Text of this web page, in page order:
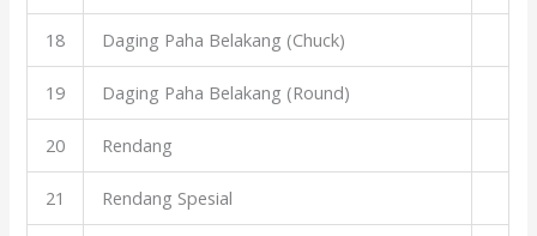
18 Daging Paha Belakang (Chuck)
19 Daging Paha Belakang (Round)
20 Rendang
21 Rendang Spesial